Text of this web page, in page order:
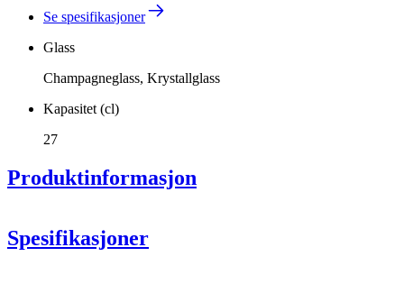
Se spesifikasjoner
Glass
Champagneglass, Krystallglass
Kapasitet (cl)
27
Produktinformasjon
Volum:
Spesifikasjoner